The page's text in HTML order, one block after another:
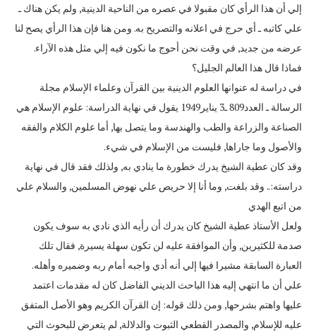
إلي أن هذا الرأي كان مقبولا في عصره من الناحية الدينية‏,‏ ولم يكن هناك ـ
علي كاتبه ـ أي حرج في اعلانه والتصريح به‏.‏ ومن هنا فإن هذا الرأي يصح لنا
عرضه من جديد‏,‏ في وقت نحن أحوج ما نكون فيه إلي مثل هذه الآراء‏.‏
فماذا قال هذا العالم الجليل؟
في دراسة له عنوانها العلوم الدينية بين القرآن وعلماء الإسلام مجلة
الرسالة ـ العدد‏809‏ ـ‏3‏ يناير‏1949‏ يقول في نهاية الدراسة‏:‏ علوم الإسلام هي
الصناعة والزراعة والطب والهندسة وما يتصل بها‏,‏ أما علوم الكلام والفقه
والأصول وما جاراها‏,‏ فليست من الإسلام في شيء‏.‏
وقد كان عطية الشيخ يدرك خطورة ما ينادي به‏,‏ ولذلك فقد قال في نهاية
دراسته‏:..‏ وقد بلغت‏,‏ وما أنا إلا حريص علي نهوض المسلمين‏,‏ والسلام علي
من اتبع الهدي
ولعل الأستاذ عطية الشيخ كان يدرك أن رأيه الذي نادي به سوف يكون
صدمة للكثيرين‏,‏ وأن الموافقة عليه لن تكون سهلة يسيرة‏,‏ فقال تلك
العبارة السابقة مشيرا فيها إلي أنه أدي واجبه أمام ربه وضميره وأهله‏.‏
علي أن ما انتهي إليه هذا الباحث الديني الفاضل كان له مقدمات اعتمد
عليها واهتم بشرحها‏,‏ ومن ذلك قوله‏:‏ إن القرآن الكريم وهو الأصل المتفق
عليه للإسلام‏,‏ والمصدر القطعي الثبوت والدلالة‏,‏ لم يتعرض للبحوث التي